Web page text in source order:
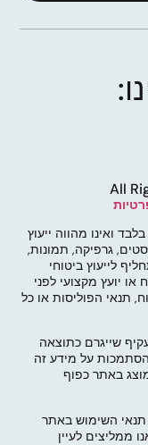
ואינו מהווה ייעוץ
גרפיקה, תמונות,
לייעוץ ביטוחי
או יועץ מקצועי לפני
תנאי הפוליסות או כל
שייגרם כתוצאה
על מידע זה
באתר כפוף
השימוש באתר
ממליצים לעיין